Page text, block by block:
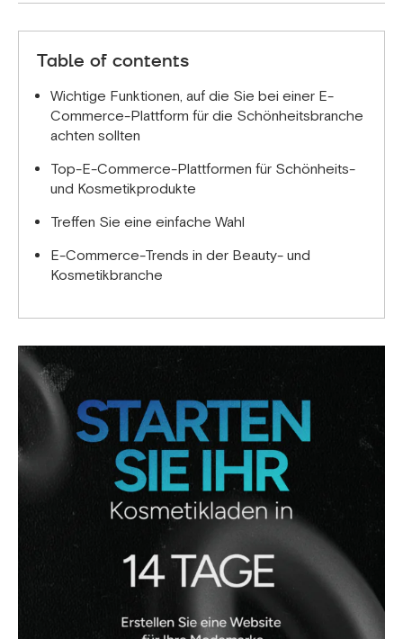
Plattform zu wechseln.
WooCommerce ist im Allgemeinen am günstigsten
und erfordert hauptsächlich Zahlungen für
Hosting und Themen, während Shopify und
BigCommerce Abonnementgebühren erheben.
Magento und Shopware können höhere
Einrichtungs- und Wartungskosten verursachen,
Anpassungsmöglichkeiten und Skalierbarkeit.
Table of contents
Wichtige Funktionen, auf die Sie bei einer E-
Commerce-Plattform für die Schönheitsbranche
achten sollten
Top-E-Commerce-Plattformen für Schönheits-
und Kosmetikprodukte
Treffen Sie eine einfache Wahl
E-Commerce-Trends in der Beauty- und
Kosmetikbranche